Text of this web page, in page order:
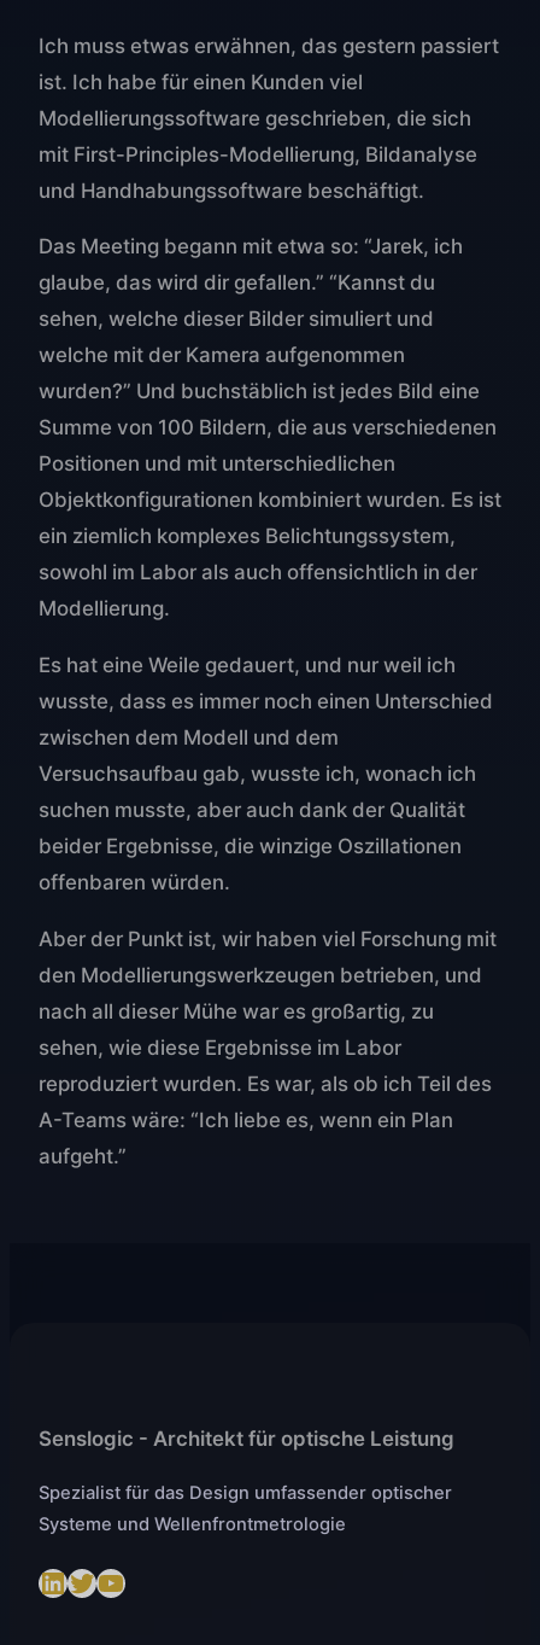
Ich muss etwas erwähnen, das gestern passiert
ist. Ich habe für einen Kunden viel
Modellierungssoftware geschrieben, die sich
mit First-Principles-Modellierung, Bildanalyse
und Handhabungssoftware beschäftigt.
Das Meeting begann mit etwa so: “Jarek, ich
glaube, das wird dir gefallen.” “Kannst du
sehen, welche dieser Bilder simuliert und
welche mit der Kamera aufgenommen
wurden?” Und buchstäblich ist jedes Bild eine
Summe von 100 Bildern, die aus verschiedenen
Positionen und mit unterschiedlichen
Objektkonfigurationen kombiniert wurden. Es ist
ein ziemlich komplexes Belichtungssystem,
sowohl im Labor als auch offensichtlich in der
Modellierung.
Es hat eine Weile gedauert, und nur weil ich
wusste, dass es immer noch einen Unterschied
zwischen dem Modell und dem
Versuchsaufbau gab, wusste ich, wonach ich
suchen musste, aber auch dank der Qualität
beider Ergebnisse, die winzige Oszillationen
offenbaren würden.
Aber der Punkt ist, wir haben viel Forschung mit
den Modellierungswerkzeugen betrieben, und
nach all dieser Mühe war es großartig, zu
sehen, wie diese Ergebnisse im Labor
reproduziert wurden. Es war, als ob ich Teil des
A-Teams wäre: “Ich liebe es, wenn ein Plan
aufgeht.”
Senslogic - Architekt für optische Leistung
Spezialist für das Design umfassender optischer
Systeme und Wellenfrontmetrologie
LinkedIn Twitter https://www.youtube.com/@SenslogicS.L.